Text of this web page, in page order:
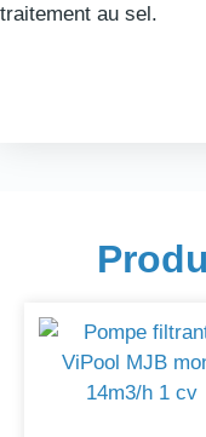
traitement au sel.